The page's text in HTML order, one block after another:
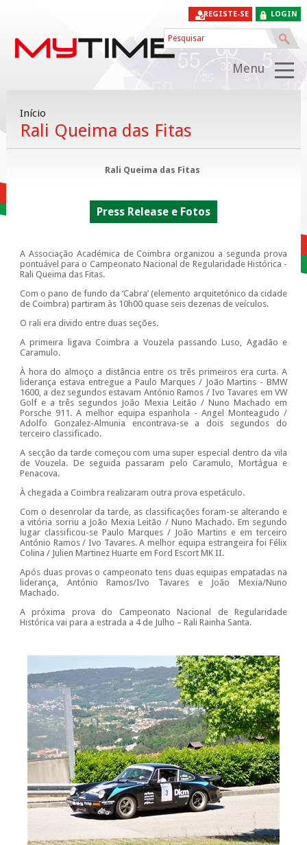
LOGIN
REGISTE-SE
Menu
Início
Rali Queima das Fitas
Rali Queima das Fitas
Press Release e Fotos
A Associação Académica de Coimbra organizou a segunda prova
pontuável para o Campeonato Nacional de Regularidade Histórica -
Rali Queima das Fitas.
Com o pano de fundo da ‘Cabra’ (elemento arquitetónico da cidade
de Coimbra) partiram às 10h00 quase seis dezenas de veículos.
O rali era divido entre duas seções.
A primeira ligava Coimbra a Vouzela passando Luso, Agadão e
Caramulo.
À hora do almoço a distância entre os três primeiros era curta. A
liderança estava entregue a Paulo Marques / João Martins - BMW
1600, a dez segundos estavam António Ramos / Ivo Tavares em VW
Golf e a três segundos João Mexia Leitão / Nuno Machado em
Porsche 911. A melhor equipa espanhola - Angel Monteagudo /
Adolfo Gonzalez-Almunia encontrava-se a dois segundos do
terceiro classificado.
A secção da tarde começou com uma super especial dentro da vila
de Vouzela. De seguida passaram pelo Caramulo, Mortágua e
Penacova.
À chegada a Coimbra realizaram outra prova espetáculo.
Com o desenrolar da tarde, as classificações foram-se alterando e
a vitória sorriu a João Mexia Leitão / Nuno Machado. Em segundo
lugar classificou-se Paulo Marques / João Martins e em terceiro
António Ramos / Ivo Tavares. A melhor equipa estrangeira foi Félix
Colina / Julien Martinez Huarte em Ford Escort MK II.
Após duas provas o campeonato tens duas equipas empatadas na
liderança, António Ramos/Ivo Tavares e João Mexia/Nuno
Machado.
A próxima prova do Campeonato Nacional de Regularidade
Histórica vai para a estrada a 4 de Julho – Rali Rainha Santa.